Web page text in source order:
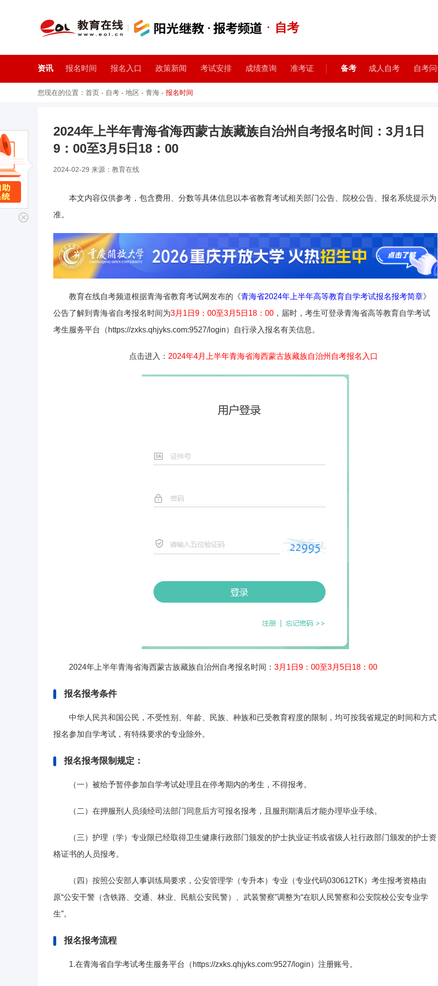
· 自考
资讯 报名时间 报名入口 政策新闻 考试安排 成绩查询 准考证 备考 成人自考 自考
您现在的位置： 首页 - 自考 - 地区 - 青海 - 报名时间
2024年上半年青海省海西蒙古族藏族自治州自考报名时间：3月1日
9：00至3月5日18：00
2024-02-29 来源：教育在线
本文内容仅供参考，包含费用、分数等具体信息以本省教育考试相关部门公告、院校公告、报名系统提示为
准。
教育在线自考频道根据青海省教育考试网发布的《青海省2024年上半年高等教育自学考试报名报考简章》
公告了解到青海省自考报名时间为3月1日9：00至3月5日18：00 ，届时，考生可登录青海省高等教育自学考试
考生服务平台（https://zxks.qhjyks.com:9527/login）自行录入报名有关信息。
点击进入： 2024年4月上半年青海省海西蒙古族藏族自治州自考报名入口
2024年上半年青海省海西蒙古族藏族自治州自考报名时间： 3月1日9：00至3月5日18：00
报名报考条件
中华人民共和国公民，不受性别、年龄、民族、种族和已受教育程度的限制，均可按我省规定的时间和方式
报名参加自学考试，有特殊要求的专业除外。
报名报考限制规定：
（一）被给予暂停参加自学考试处理且在停考期内的考生，不得报考。
（二）在押服刑人员须经司法部门同意后方可报名报考，且服刑期满后才能办理毕业手续。
（三）护理（学）专业限已经取得卫生健康行政部门颁发的护士执业证书或省级人社行政部门颁发的护士资
格证书的人员报考。
（四）按照公安部人事训练局要求，公安管理学（专升本）专业（专业代码030612TK）考生报考资格由
原“公安干警（含铁路、交通、林业、民航公安民警）、武装警察”调整为“在职人民警察和公安院校公安专业学
生”。
报名报考流程
1.在青海省自学考试考生服务平台（https://zxks.qhjyks.com:9527/login）注册账号。